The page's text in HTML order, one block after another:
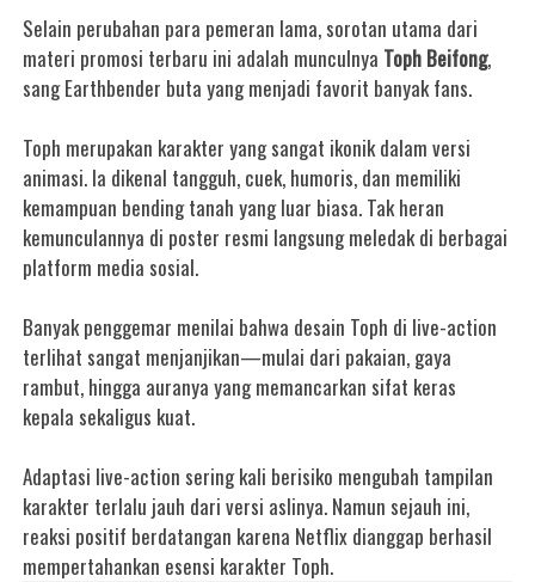
Selain perubahan para pemeran lama, sorotan utama dari
materi promosi terbaru ini adalah munculnya Toph Beifong,
sang Earthbender buta yang menjadi favorit banyak fans.
Toph merupakan karakter yang sangat ikonik dalam versi
animasi. Ia dikenal tangguh, cuek, humoris, dan memiliki
kemampuan bending tanah yang luar biasa. Tak heran
kemunculannya di poster resmi langsung meledak di berbagai
platform media sosial.
Banyak penggemar menilai bahwa desain Toph di live-action
terlihat sangat menjanjikan—mulai dari pakaian, gaya
rambut, hingga auranya yang memancarkan sifat keras
kepala sekaligus kuat.
Adaptasi live-action sering kali berisiko mengubah tampilan
karakter terlalu jauh dari versi aslinya. Namun sejauh ini,
reaksi positif berdatangan karena Netflix dianggap berhasil
mempertahankan esensi karakter Toph.